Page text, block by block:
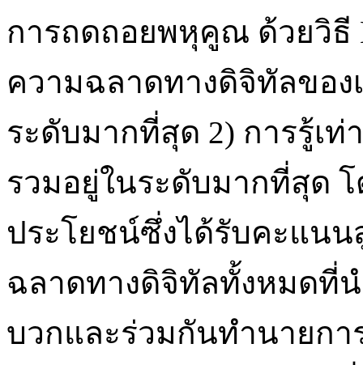
การถดถอยพหุคูณ ด้วยวิธี
ความฉลาดทางดิจิทัลขอ
ระดับมากที่สุด 2) การรู้เ
รวมอยู่ในระดับมากที่สุด
ประโยชน์ซึ่งได้รับคะแน
ฉลาดทางดิจิทัลทั้งหมดที่
บวกและร่วมกันทำนายกา